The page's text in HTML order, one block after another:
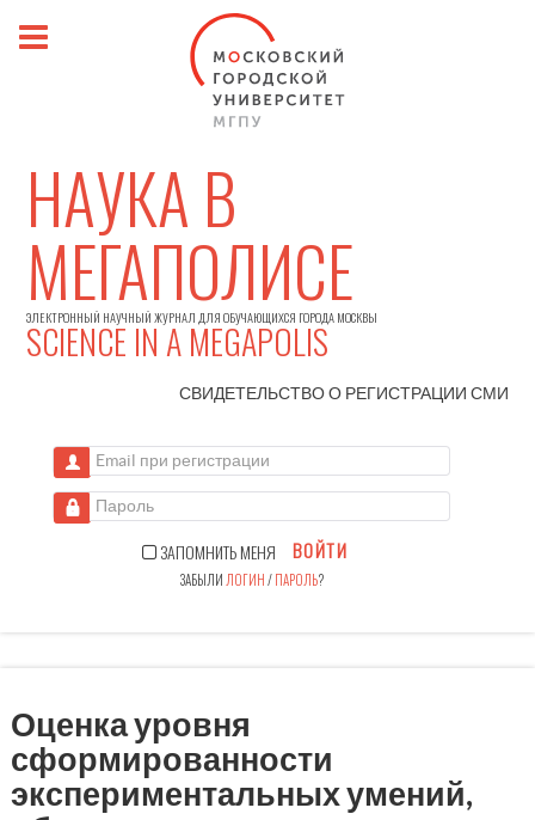
НАУКА В
МЕГАПОЛИСЕ
ЭЛЕКТРОННЫЙ НАУЧНЫЙ ЖУРНАЛ ДЛЯ ОБУЧАЮЩИХСЯ ГОРОДА МОСКВЫ
SCIENCE IN A MEGAPOLIS
СВИДЕТЕЛЬСТВО О РЕГИСТРАЦИИСМИ
Email при регистрации
Пароль
ЗАПОМНИТЬ МЕНЯ ВОЙТИ
ЗАБЫЛИ ЛОГИН/ПАРОЛЬ?
Оценка уровня
сформированности
экспериментальных умений,